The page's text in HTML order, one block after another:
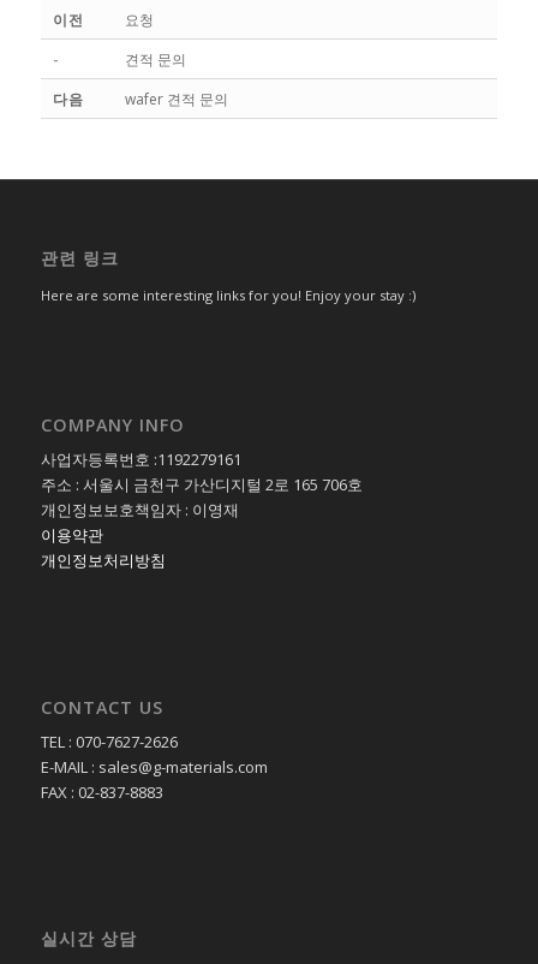
이전
요청
-
견적 문의
다음
wafer 견적 문의
관련 링크
Here are some interesting links for you! Enjoy your stay :)
COMPANY INFO
사업자등록번호 :1192279161
주소 : 서울시 금천구 가산디지털 2로 165 706호
개인정보보호책임자 : 이영재
이용약관
개인정보처리방침
CONTACT US
TEL : 070-7627-2626
E-MAIL : sales@g-materials.com
FAX : 02-837-8883
실시간 상담